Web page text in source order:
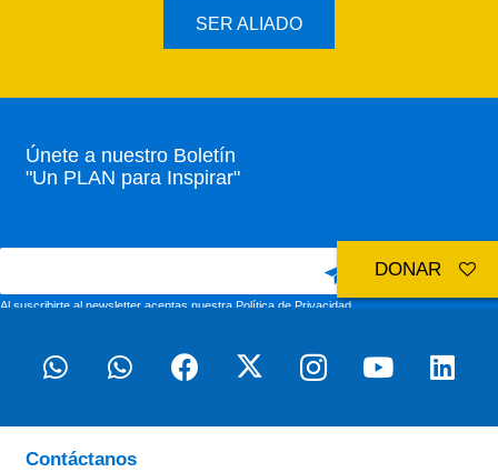
SER ALIADO
Únete a nuestro Boletín
"Un PLAN para Inspirar"
Al suscribirte al newsletter aceptas nuestraPolítica de Privacidad
Contáctanos
DONAR